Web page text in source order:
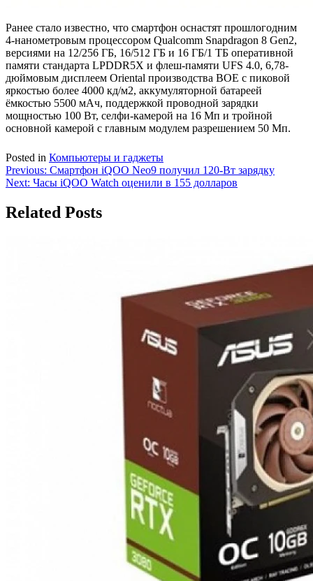
Ранее стало известно, что смартфон оснастят прошлогодним
4-нанометровым процессором Qualcomm Snapdragon 8 Gen2,
версиями на 12/256 ГБ, 16/512 ГБ и 16 ГБ/1 ТБ оперативной
памяти стандарта LPDDR5X и флеш-памяти UFS 4.0, 6,78-
дюймовым дисплеем Oriental производства BOE с пиковой
яркостью более 4000 кд/м2, аккумуляторной батареей
ёмкостью 5500 мАч, поддержкой проводной зарядки
мощностью 100 Вт, селфи-камерой на 16 Мп и тройной
основной камерой с главным модулем разрешением 50 Мп.
Posted in Компьютеры и гаджеты
Навигация
по
записям
Previous: Смартфон iQOO Neo9 получил 120-Вт зарядку
Next: Часы iQOO Watch оценили в 155 долларов
Related Posts